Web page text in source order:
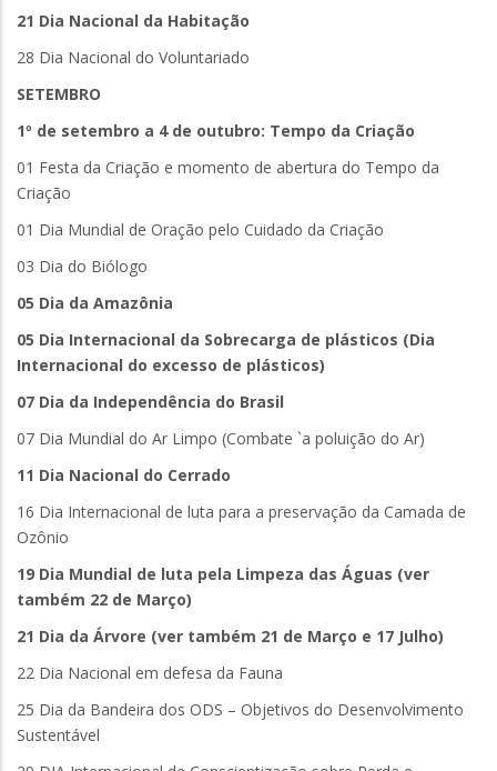
21 Dia Nacional da Habitação
28 Dia Nacional do Voluntariado
SETEMBRO
1º de setembro a 4 de outubro: Tempo da Criação
01 Festa da Criação e momento de abertura do Tempo da
Criação
01 Dia Mundial de Oração pelo Cuidado da Criação
03 Dia do Biólogo
05 Dia da Amazônia
05 Dia Internacional da Sobrecarga de plásticos (Dia
Internacional do excesso de plásticos)
07 Dia da Independência do Brasil
07 Dia Mundial do Ar Limpo (Combate `a poluição do Ar)
11 Dia Nacional do Cerrado
16 Dia Internacional de luta para a preservação da Camada de
Ozônio
19 Dia Mundial de luta pela Limpeza das Águas (ver
também 22 de Março)
21 Dia da Árvore (ver também 21 de Março e 17 Julho)
22 Dia Nacional em defesa da Fauna
25 Dia da Bandeira dos ODS – Objetivos do Desenvolvimento
Sustentável